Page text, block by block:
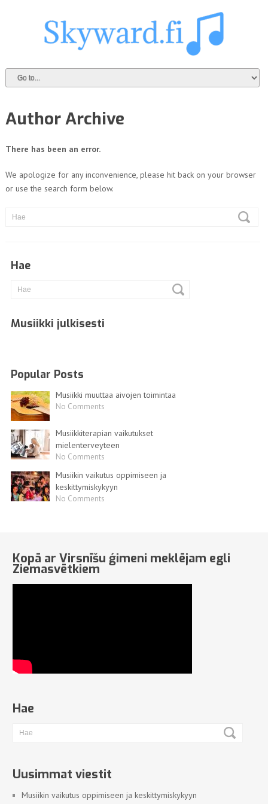
Author Archive
There has been an error.
We apologize for any inconvenience, please hit back on your browser
or use the search form below.
Hae
Musiikki julkisesti
Popular Posts
Musiikki muuttaa aivojen toimintaa
No Comments
Musiikkiterapian vaikutukset
mielenterveyteen
No Comments
Musiikin vaikutus oppimiseen ja
keskittymiskykyyn
No Comments
Kopā ar Virsnīšu ģimeni meklējam egli
Ziemasvētkiem
Hae
Uusimmat viestit
Musiikin vaikutus oppimiseen ja keskittymiskykyyn